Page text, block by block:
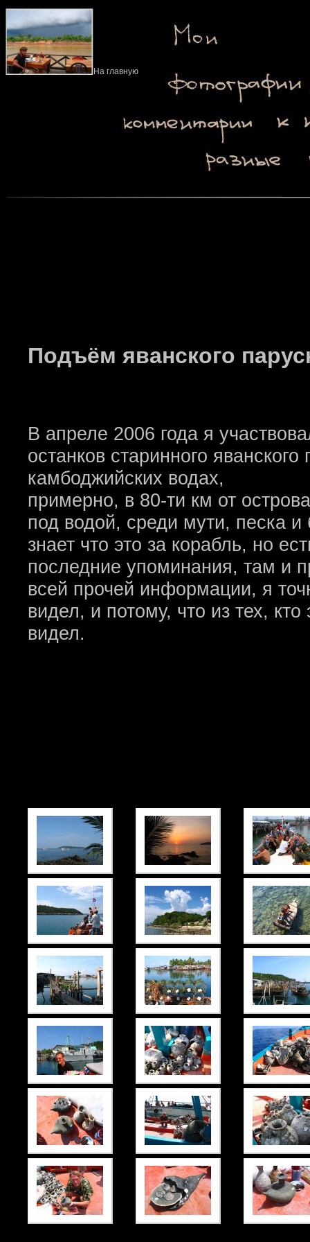
На главную
Подъём яванского
В апреле 2006 года я
останков старинного
камбоджийских водах,
примерно, в 80-ти км от
под водой, среди мути, песка
знает что это за корабль, но
последние упоминания, там и
всей прочей информации, я
видел, и потому, что из тех,
видел.